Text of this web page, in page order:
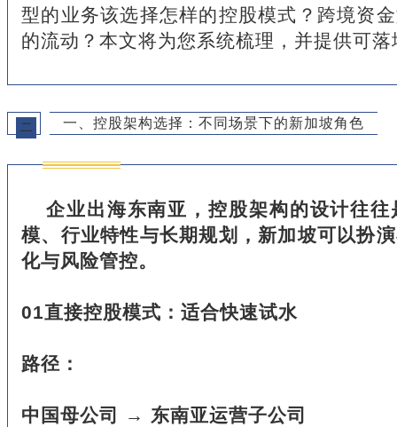
型的业务该选择怎样的控股模式？跨境资
的流动？本文将为您系统梳理，并提供可
二 一、控股架构选择：不同场景下的新加坡角色
企业出海东南亚，控股架构的设计往
模、行业特性与长期规划，新加坡可以扮
化与风险管控。
01直接控股模式：适合快速试水
路径：
中国母公司 → 东南亚运营子公司